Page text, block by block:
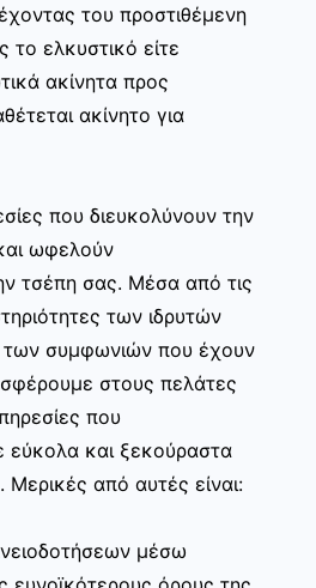
του προστιθέμενη
το ελκυστικό είτε
ακίνητα προς
ακίνητο για
που διευκολύνουν την
ωφελούν
τσέπη σας. Μέσα από τις
των ιδρυτών
των συμφωνιών που έχουν
στους πελάτες
που
εύκολα και ξεκούραστα
από αυτές είναι:
μέσω